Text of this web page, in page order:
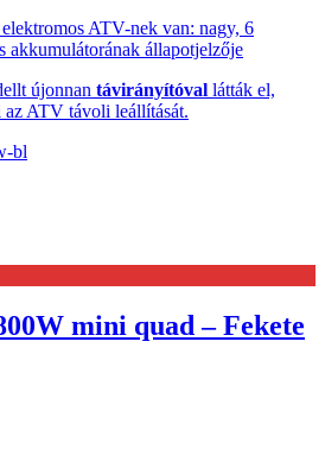
ATV-nek van: nagy, 6
akkumulátorának állapotjelzője
újonnan távirányítóval látták el,
az ATV távoli leállítását.
bl
mini quad – Fekete